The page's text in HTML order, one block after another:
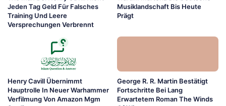
Jeden Tag Geld Für Falsches
Training Und Leere
Versprechungen Verbrennt
Musiklandschaft Bis Heute
Prägt
Henry Cavill Übernimmt
Hauptrolle In Neuer Warhammer
Verfilmung Von Amazon Mgm
George R. R. Martin Bestätigt
Fortschritte Bei Lang
Erwartetem Roman The Winds